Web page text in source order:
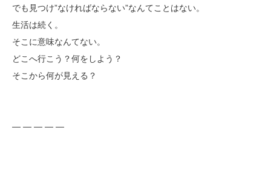
でも見つけ”なければならない”なんてことはない。
生活は続く。
そこに意味なんてない。
どこへ行こう？何をしよう？
そこから何が見える？
— — — — —